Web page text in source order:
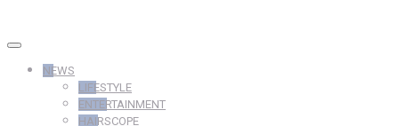
NEWS
LIFESTYLE
ENTERTAINMENT
HAIRSCOPE